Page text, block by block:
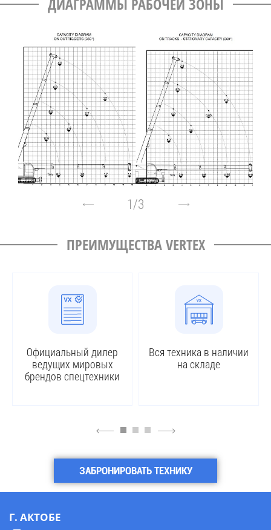
1/3
ПРЕИМУЩЕСТВА VERTEX
Официальный дилер
ведущих мировых
брендов спецтехники
Вся техника в наличии
на складе
4 6
ЗАБРОНИРОВАТЬ ТЕХНИКУ
Г. АКТОБЕ